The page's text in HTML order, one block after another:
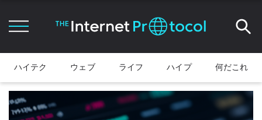
ハイテク ウェブ ライフ ハイプ 何だこれ